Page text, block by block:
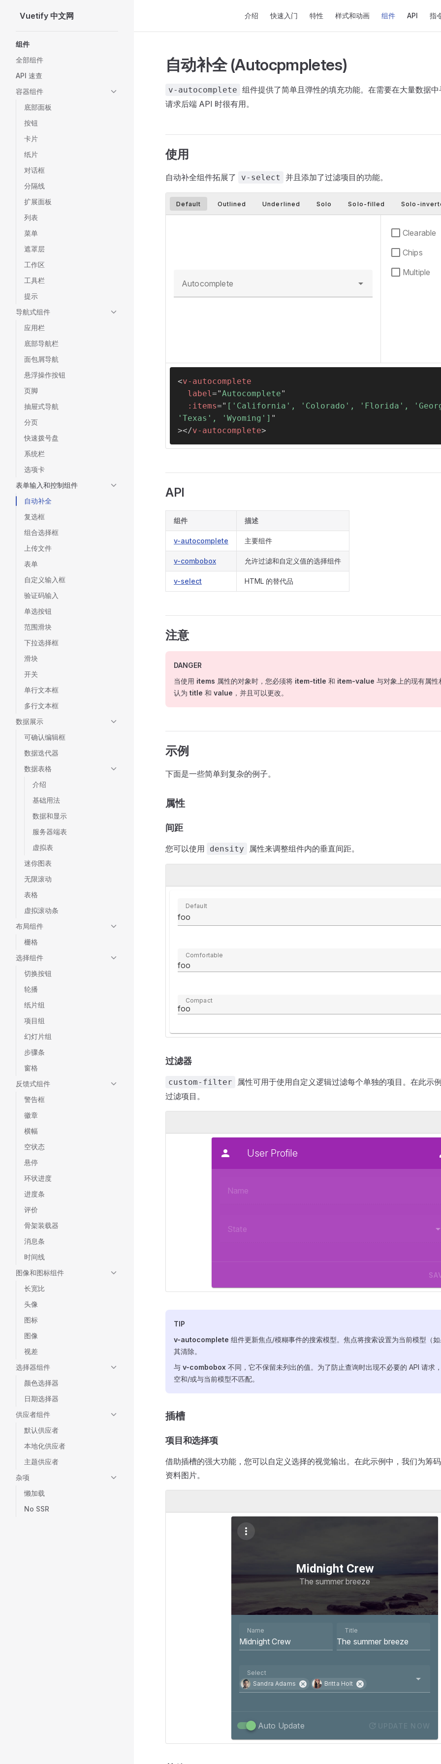
Skip to content
Vuetify 中文网 介绍 快速入门 特性 样式和动画 组件 API 指
组件
全部组件
API 速查
容器组件
底部面板
按钮
卡片
纸片
对话框
分隔线
扩展面板
列表
菜单
遮罩层
工作区
工具栏
提示
导航式组件
应用栏
底部导航栏
面包屑导航
悬浮操作按钮
页脚
抽屉式导航
分页
快速拨号盘
系统栏
选项卡
表单输入和控制组件
自动补全
复选框
组合选择框
上传文件
表单
自定义输入框
验证码输入
单选按钮
范围滑块
下拉选择框
滑块
开关
单行文本框
多行文本框
数据展示
可确认编辑框
数据迭代器
数据表格
介绍
基础用法
数据和显示
服务器端表
虚拟表
迷你图表
无限滚动
表格
虚拟滚动条
布局组件
栅格
选择组件
切换按钮
轮播
纸片组
项目组
幻灯片组
步骤条
窗格
反馈式组件
警告框
徽章
横幅
空状态
悬停
环状进度
进度条
评价
骨架装载器
消息条
时间线
图像和图标组件
长宽比
头像
图标
图像
视差
选择器组件
颜色选择器
日期选择器
供应者组件
默认供应者
本地化供应者
主题供应者
杂项
懒加载
No SSR
自动补全 (Autocpmpletes)
v-autocomplete 组件提供了简单且弹性的填充功能。在需要在大量数据
请求后端 API 时很有用。
使用
自动补全组件拓展了 v-select 并且添加了过滤项目的功能。
Default Outlined Underlined Solo Solo-filled Solo-
Autocomplete
Clearable
Chips
Multiple
<v-autocomplete
label="Autocomplete"
:items=" ['California', 'Colorado', 'Florida',
'Texas', 'Wyoming'] "
></v-autocomplete>
API
组件 描述
v-autocomplete 主要组件
v-combobox 允许过滤和自定义值的选择组件
v-select HTML 的替代品
注意
DANGER
当使用 items 属性的对象时，您必须将 item-title 和 item-value 与对象上的现有属
认为 title 和 value ，并且可以更改。
示例
下面是一些简单到复杂的例子。
属性
间距
您可以使用 density 属性来调整组件内的垂直间距。
Default
foo
Comfortable
foo
Compact
foo
过滤器
custom-filter
属性可用于使用自定义逻辑过滤每个单独的项目。在此示
过滤项目。
User Profile
Name
State
TIP
v-autocomplete 组件更新焦点/模糊事件的搜索模型。焦点将搜索设置为当前模型（
其清除。
与 v-combobox 不同，它不保留未列出的值。为了防止查询时出现不必要的 API 请求
空和/或与当前模型不匹配。
插槽
项目和选择项
借助插槽的强大功能，您可以自定义选择的视觉输出。在此示例中，我们为筹
资料图片。
Midnight Crew
The summer breeze
Name Title
Select
Sandra Adams
Britta Holt
Auto Update UPDATE NOW